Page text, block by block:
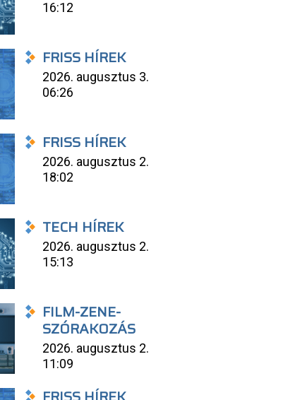
16:12
FRISS HÍREK
2026. augusztus 3.
06:26
FRISS HÍREK
2026. augusztus 2.
18:02
TECH HÍREK
2026. augusztus 2.
15:13
FILM-ZENE-
SZÓRAKOZÁS
2026. augusztus 2.
11:09